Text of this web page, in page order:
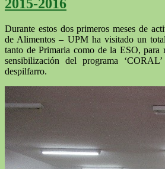
2015-2016
Durante estos dos primeros meses de
de Alimentos – UPM ha visitado un
tanto de Primaria como de la ESO, para
sensibilización del programa
despilfarro.